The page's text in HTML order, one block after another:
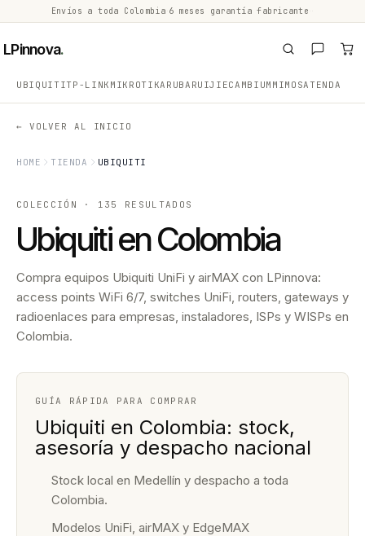
Envíos a toda Colombia 6 meses garantía fabricante
LPinnova.
UBIQUITITP-LINK MIKROTIKARUBA RUIJIECAMBIUM MIMOSATENDA
← VOLVER AL INICIO
HOME TIENDA UBIQUITI
COLECCIÓN · 135 RESULTADOS
Ubiquiti en Colombia
Compra equipos Ubiquiti UniFi y airMAX con LPinnova:
access points WiFi 6/7, switches UniFi, routers, gateways y
radioenlaces para empresas, instaladores, ISPs y WISPs en
Colombia.
GUÍA RÁPIDA PARA COMPRAR
Ubiquiti en Colombia: stock,
asesoría y despacho nacional
Stock local en Medellín y despacho a toda
Colombia.
Modelos UniFi, airMAX y EdgeMAX